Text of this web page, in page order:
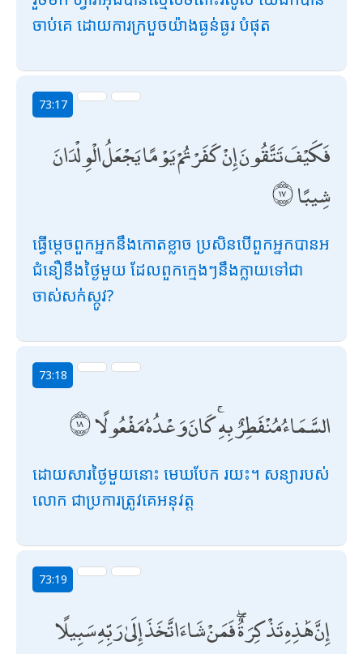
ចាប់គេ ដោយការក្របួចយ៉ាងធ្ងន់ធ្ងរ បំផុត
73:17
فَكَيْفَ تَتَّقُونَ إِنْ كَفَرْتُمْ يَوْمًا يَجْعَلُ الْوِلْدَانَ
شِيبًا
ធ្វើម្តេចពួកអ្នកនឹងកោតខ្លាច ប្រសិនបើពួកអ្នកបានអ
ជំនឿនឹងថ្ងៃមួយ ដែលពួកក្មេងៗនឹងក្លាយទៅជា
ចាស់សក់ស្កូវ?
73:18
السَّمَاءُ مُنْفَطِرٌ بِهِ ۚ كَانَ وَعْدُهُ مَفْعُولًا
ដោយសារថ្ងៃមួយនោះ មេឃបែក រយះ។ សន្យារបស់
លោក ជាប្រការត្រូវគេអនុវត្ត
73:19
إِنَّ هَٰذِهِ تَذْكِرَةٌ ۖ فَمَنْ شَاءَ اتَّخَذَ إِلَىٰ رَبِّهِ سَبِيلًا